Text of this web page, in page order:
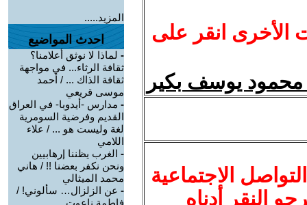
الأخرى انقر على
يوسف بكير
الاجتماعية
النقر أدناه
المزيد.....
احدث المواضيع
- لماذا لا نوثق أعلامنا؟
ثقافة الرثاء... في مواجهة
ثقافة الذاك ... / أحمد
موسى قريعي
- مدارس -أيدوبا- في العراق
القديم وفرضية السومرية
لغة وليست هو ... / علاء
اللامي
- الغرب يظننا إرهابيين
ونحن نكفر بعضنا !! / هاني
محمد الميثالي
- عن الزلزال… سألوني! /
فاطمة ناعوت